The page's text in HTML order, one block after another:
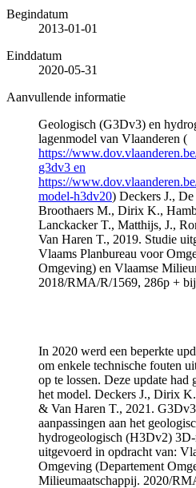
Begindatum
2013-01-01
Einddatum
2020-05-31
Aanvullende informatie
Geologisch (G3Dv3) en
lagenmodel van Vlaanderen (
https://
g3dv3 en
https://
model-h3dv20) Deckers J.,
Broothaers M., Dirix K.,
Lanckacker T., Matthijs, J.,
Van Haren T., 2019. Studie
Vlaams Planbureau voor
Omgeving) en Vlaamse
2018/RMA/R/1569, 286p +
In 2020 werd een beperkte
om enkele technische fouten
op te lossen. Deze update
het model. Deckers J., Dirix
& Van Haren T., 2021.
aanpassingen aan het
hydrogeologisch (H3Dv2)
uitgevoerd in opdracht van:
Omgeving (Departement
Milieumaatschappij. 2020/